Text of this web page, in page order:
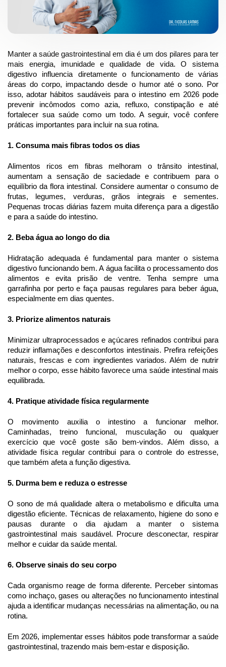
Manter a saúde gastrointestinal em dia é um dos pilares para ter
mais energia, imunidade e qualidade de vida. O sistema
digestivo influencia diretamente o funcionamento de várias
áreas do corpo, impactando desde o humor até o sono. Por
isso, adotar hábitos saudáveis para o intestino em 2026 pode
prevenir incômodos como azia, refluxo, constipação e até
fortalecer sua saúde como um todo. A seguir, você confere
práticas importantes para incluir na sua rotina.
1. Consuma mais fibras todos os dias
Alimentos ricos em fibras melhoram o trânsito intestinal,
aumentam a sensação de saciedade e contribuem para o
equilíbrio da flora intestinal. Considere aumentar o consumo de
frutas, legumes, verduras, grãos integrais e sementes.
Pequenas trocas diárias fazem muita diferença para a digestão
e para a saúde do intestino.
2. Beba água ao longo do dia
Hidratação adequada é fundamental para manter o sistema
digestivo funcionando bem. A água facilita o processamento dos
alimentos e evita prisão de ventre. Tenha sempre uma
garrafinha por perto e faça pausas regulares para beber água,
especialmente em dias quentes.
3. Priorize alimentos naturais
Minimizar ultraprocessados e açúcares refinados contribui para
reduzir inflamações e desconfortos intestinais. Prefira refeições
naturais, frescas e com ingredientes variados. Além de nutrir
melhor o corpo, esse hábito favorece uma saúde intestinal mais
equilibrada.
4. Pratique atividade física regularmente
O movimento auxilia o intestino a funcionar melhor.
Caminhadas, treino funcional, musculação ou qualquer
exercício que você goste são bem-vindos. Além disso, a
atividade física regular contribui para o controle do estresse,
que também afeta a função digestiva.
5. Durma bem e reduza o estresse
O sono de má qualidade altera o metabolismo e dificulta uma
digestão eficiente. Técnicas de relaxamento, higiene do sono e
pausas durante o dia ajudam a manter o sistema
gastrointestinal mais saudável. Procure desconectar, respirar
melhor e cuidar da saúde mental.
6. Observe sinais do seu corpo
Cada organismo reage de forma diferente. Perceber sintomas
como inchaço, gases ou alterações no funcionamento intestinal
ajuda a identificar mudanças necessárias na alimentação, ou na
rotina.
Em 2026, implementar esses hábitos pode transformar a saúde
gastrointestinal, trazendo mais bem-estar e disposição.